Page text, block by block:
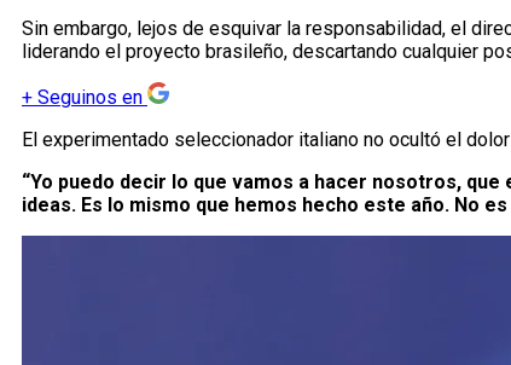
Sin embargo, lejos de esquivar la responsabilidad, el
liderando el proyecto brasileño, descartando cualquier
+ Seguinos en
El experimentado seleccionador italiano no ocultó el
“Yo puedo decir lo que vamos a hacer nosotros,
ideas. Es lo mismo que hemos hecho este año. No